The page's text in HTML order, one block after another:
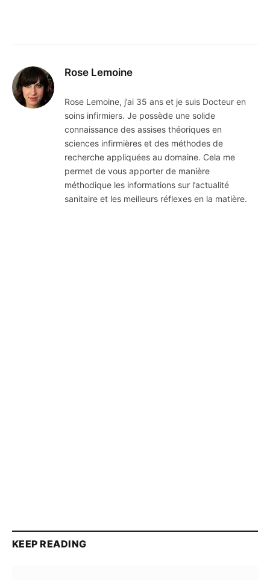
Rose Lemoine
Rose Lemoine, j’ai 35 ans et je suis Docteur en
soins infirmiers. Je possède une solide
connaissance des assises théoriques en
sciences infirmières et des méthodes de
recherche appliquées au domaine. Cela me
permet de vous apporter de manière
méthodique les informations sur l’actualité
sanitaire et les meilleurs réflexes en la matière.
KEEP READING